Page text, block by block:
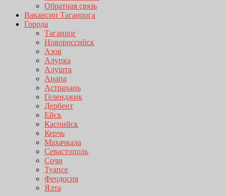
Обратная связь
Вакансии Таганрога
Города
Таганрог
Новороссийск
Азов
Алупка
Алушта
Анапа
Астрахань
Геленджик
Дербент
Ейск
Каспийск
Керчь
Махачкала
Севастополь
Сочи
Туапсе
Феодосия
Ялта